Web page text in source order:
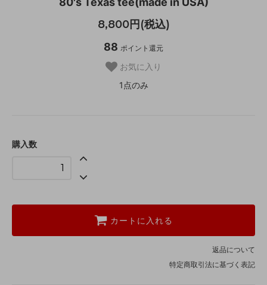
8,800円(税込)
88 ポイント還元
お気に入り
1点のみ
購入数
カートに入れる
返品について
特定商取引法に基づく表記